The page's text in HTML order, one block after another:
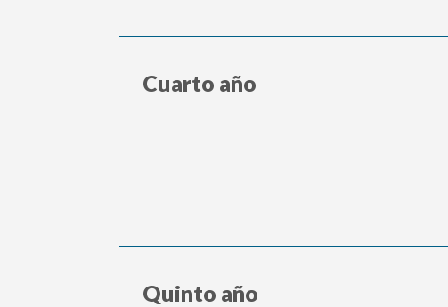
Cuarto año
Quinto año